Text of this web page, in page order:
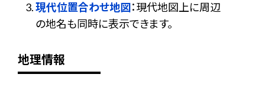
現代位置合わせ地図：現代地図上に周辺
の地名も同時に表示できます。
地理情報